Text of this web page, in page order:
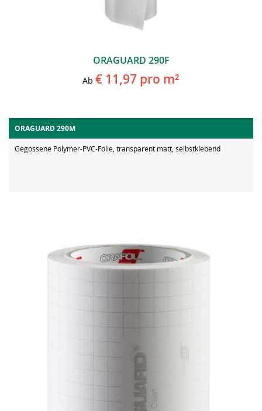
ORAGUARD 290F
Ab € 11,97 pro m²
ORAGUARD 290M
Gegossene Polymer-PVC-Folie, transparent matt, selbstklebend